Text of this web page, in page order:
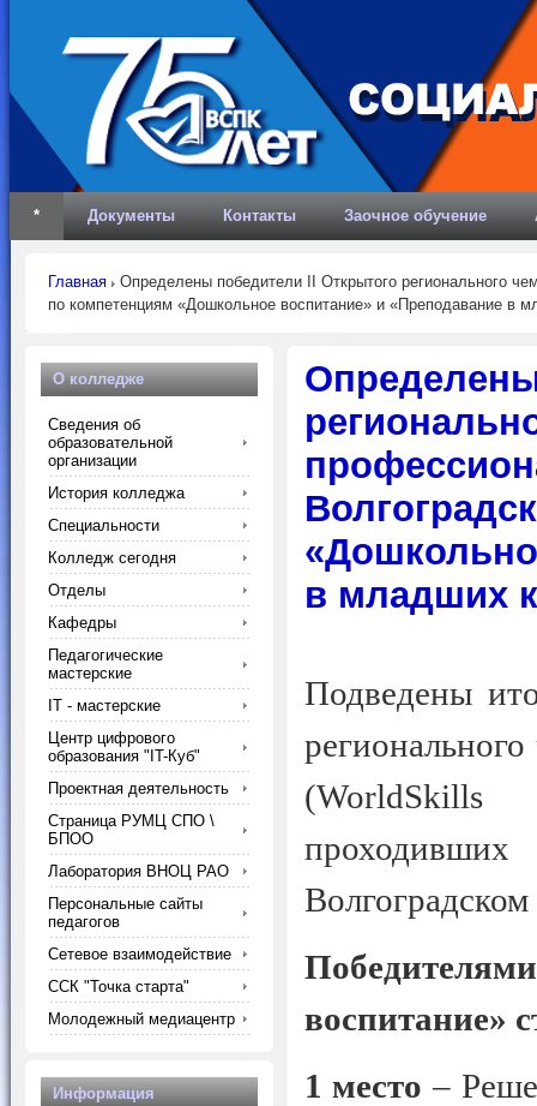
* Документы Контакты Заочное обучение
Главная
Определены победители II Открытого регионального
по компетенциям «Дошкольное воспитание» и «Преподавание в
в младших
Подведены
(WorldSkills
воспитание»
1 место –
О колледже
Сведения об
образовательной
организации
История колледжа
Специальности
Колледж сегодня
Отделы
Кафедры
Педагогические
мастерские
IT - мастерские
Центр цифрового
образования "IT-Куб"
Проектная деятельность
Страница РУМЦ СПО \
БПОО
Лаборатория ВНОЦ РАО
Персональные сайты
педагогов
Сетевое взаимодействие
ССК "Точка старта"
Молодежный медиацентр
Информация